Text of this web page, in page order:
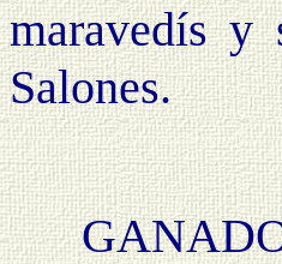
maravedís y
Salones.
GANADO